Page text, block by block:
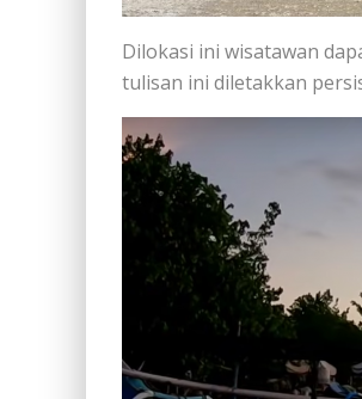
Dilokasi ini wisatawan
tulisan ini diletakkan